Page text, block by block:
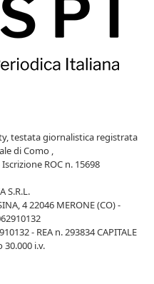
testata giornalistica registrata
di Como ,
ROC n. 15698
S.R.L.
4 22046 MERONE (CO) -
- REA n. 293834 CAPITALE
30.000 i.v.